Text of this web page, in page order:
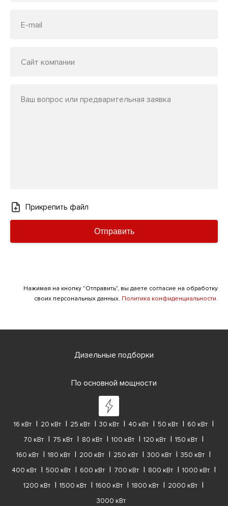
E-mail
Сайт компании
Ваш вопрос или предварительная заявка
Прикрепить файл
Отправить
Нажимая на кнопку "Отправить", вы даете согласие на обработку
своих персональных данных. Политика конфиденциальности.
Дизельные подборки
По основной мощности
16 кВт 20 кВт 25 кВт 30 кВт 40 кВт 50 кВт
60 кВт
70 кВт
75 кВт 80 кВт 100 кВт 120 кВт
150 кВт
160 кВт
180 кВт 200 кВт 250 кВт 300 кВт
350 кВт
400 кВт
500 кВт 600 кВт 700 кВт 800 кВт
1000 кВт
1200 кВт
1500 кВт 1600 кВт 1800 кВт
2000 кВт
3000 кВт